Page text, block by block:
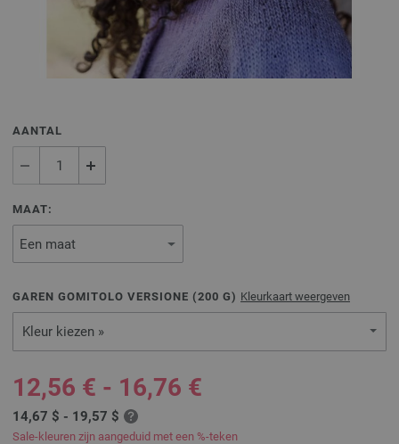
AANTAL
MAAT:
GAREN GOMITOLO VERSIONE (200 G) Kleurkaart weergeven
Kleur kiezen »
12,56 € - 16,76 €
14,67 $ - 19,57 $
Sale-kleuren zijn aangeduid met een %-teken